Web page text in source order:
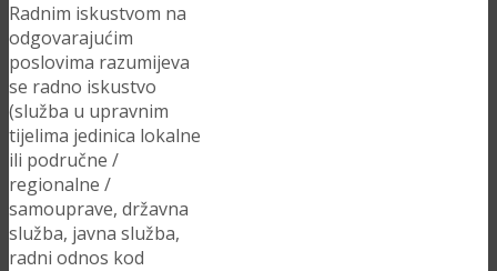
Radnim iskustvom na
odgovarajućim
poslovima razumijeva
se radno iskustvo
(služba u upravnim
tijelima jedinica lokalne
ili područne /
regionalne /
samouprave, državna
služba, javna služba,
radni odnos kod